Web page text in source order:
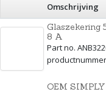
Omschrijving
Glaszekering
8 A
Part no.
OEM